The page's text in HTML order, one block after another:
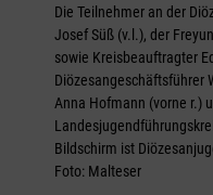
Die Teilnehmer an der
Josef Süß (v.l.), der
sowie Kreisbeauftragter
Diözesangeschäftsführer
Anna Hofmann (vorne r.)
Bildschirm ist
Foto: Malteser